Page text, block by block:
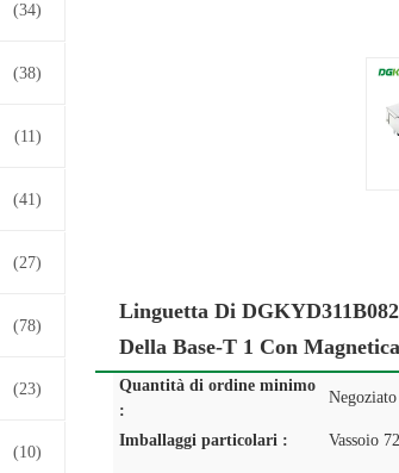
(34)
(38)
(11)
(41)
(27)
(78)
(23)
(10)
Linguetta Di
Della Base-T 1 Con Magnetica
Quantità di ordine minimo
:
Negoziato
Imballaggi particolari : Vassoio